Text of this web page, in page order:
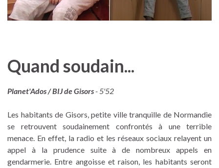
Quand soudain...
Planet'Ados / BIJ de Gisors- 5'52
Les habitants de Gisors, petite ville tranquille de Normandie
se retrouvent soudainement confrontés à une terrible
menace. En effet, la radio et les réseaux sociaux relayent un
appel à la prudence suite à de nombreux appels en
gendarmerie. Entre angoisse et raison, les habitants seront